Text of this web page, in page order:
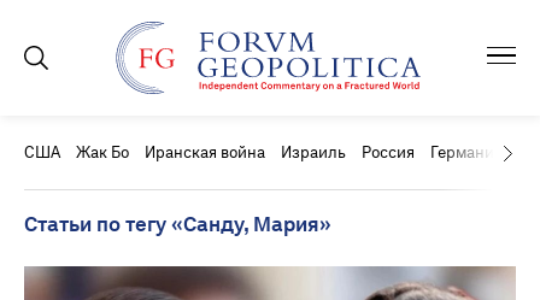
США Жак Бо Иранская война Израиль Россия Германия
Статьи по тегу «Санду, Мария»